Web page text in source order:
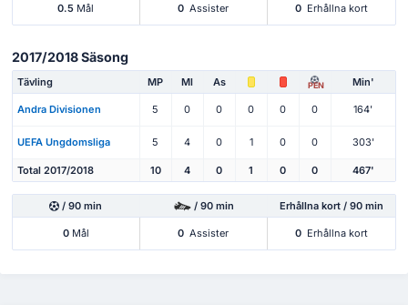
0.5 Mål 0 Assister 0 Erhållna kort
2017/2018 Säsong
Tävling MP Ml As PEN Min'
Andra Divisionen 5 0 0 0 0 0 164'
UEFA Ungdomsliga 5 4 0 1 0 0 303'
Total 2017/2018 10 4 0 1 0 0 467'
/ 90 min / 90 min Erhållna kort / 90 min
0Mål 0 Assister 0 Erhållna kort